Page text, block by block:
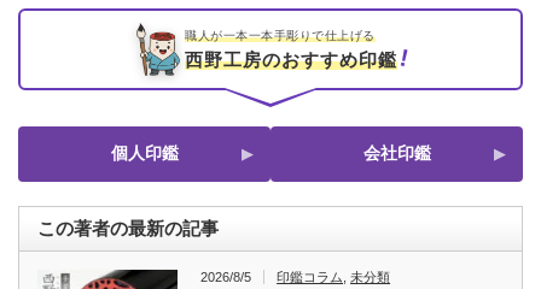
職人が一本一本手彫りで仕上げる
西野工房のおすすめ印鑑
個人印鑑 会社印鑑
この著者の最新の記事
2026/8/5 印鑑コラム ,未分類